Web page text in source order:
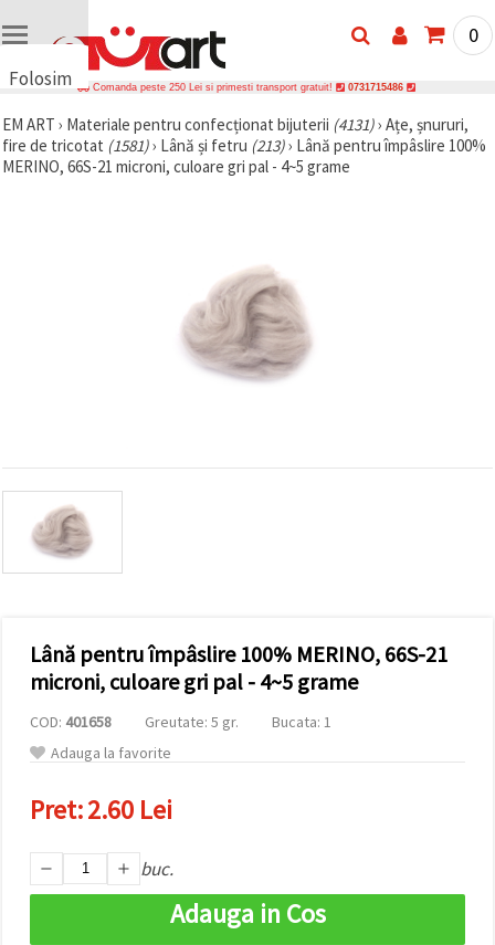
Folosim
uri
🍪 Folosim
cookie-uri
afișa
conținut și
reclame
relevante,
analiză și
marketing.
acord să
utilizați
toate
cookie -
clic pe
"acceptati
să vă
indicați
preferințele
0
Comanda peste 250 Lei si primesti transport gratuit! 0731715486
EM ART › Materiale pentru confecționat bijuterii (4131)› Ațe, șnururi,
fire de tricotat (1581)› Lână și fetru (213)› Lână pentru împâslire 100%
MERINO, 66S-21 microni, culoare gri pal - 4~5 grame
Lână pentru împâslire 100% MERINO, 66S-21
microni, culoare gri pal - 4~5 grame
COD: 401658 Greutate: 5 gr.
Bucata: 1
Adauga la favorite
Pret:2.60 Lei
buc.
Adauga in Cos